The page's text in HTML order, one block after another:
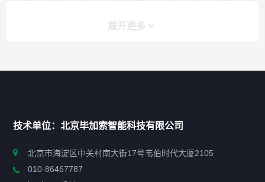
展开更多
政策法规
技术单位：北京毕加索智能科技有限公司
北京市海淀区中关村南大街17号韦伯时代大厦2105
010-86467787